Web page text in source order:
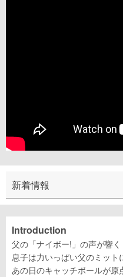
新着情報
Introduction
父の「ナイボー!」の声が響く
息子は力いっぱい父のミット
あの日のキャッチボールが